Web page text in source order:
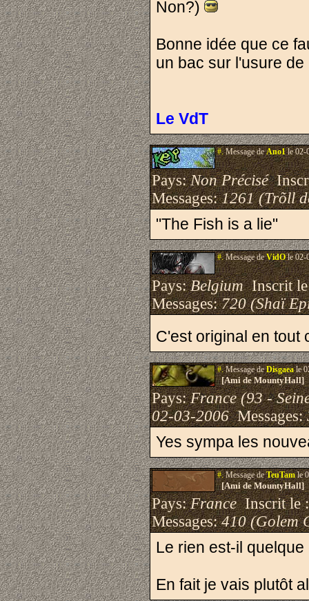
Non?)
Bonne idée que ce
un bac sur l'usure
Le VdT
#.Message deAno1le 02-
Pays:Non Précisé
Messages:1261 (Trõll
"The Fish is a lie"
#.Message deVidOle 02-
Pays:BelgiumInscrit
Messages:720 (Shaï
C'est original en
#.Message deDisgaeale
[Ami de MountyHall]
Pays:France (93 -
02-03-2006Messages:
Yes sympa les
#.Message deTeuTamle
[Ami de MountyHall]
Pays:FranceInscrit le
Messages:410 (Golem
Le rien est-il
En fait je vais plutôt